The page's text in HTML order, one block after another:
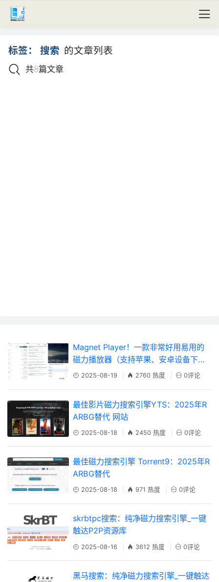
标签： 搜索 的文章列表
共8篇文章
Magnet Player！一款非常好用易用的
磁力播放器（支持苹果、安卓设备下载
并播放各类高清磁力资源）
2025-08-19 2760 热度 0评论
最佳影片磁力搜索引擎YTS：2025年R
ARBG替代 网站
2025-08-18 2450 热度 0评论
最佳磁力搜索引擎 Torrent9：2025年R
ARBG替代
2025-08-18 971 热度 0评论
skrbtpc搜索：纯净磁力搜索引擎_一键
触达P2P资源库
2025-08-16 3612 热度 0评论
黑马搜索：纯净磁力搜索引擎_一键触达